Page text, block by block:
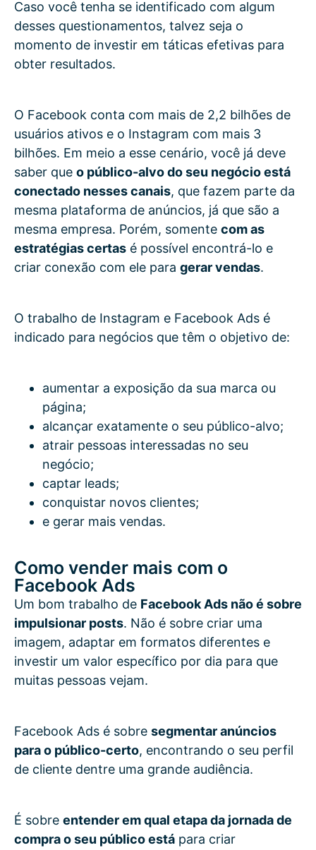
Caso você tenha se identificado com algum
desses questionamentos, talvez seja o
momento de investir em táticas efetivas para
obter resultados.
O Facebook conta com mais de 2,2 bilhões de
usuários ativos e o Instagram com mais 3
bilhões. Em meio a esse cenário, você já deve
saber que o público-alvo do seu negócio está
conectado nesses canais, que fazem parte da
mesma plataforma de anúncios, já que são a
mesma empresa. Porém, somente com as
estratégias certas é possível encontrá-lo e
criar conexão com ele para gerar vendas.
O trabalho de Instagram e Facebook Ads é
indicado para negócios que têm o objetivo de:
aumentar a exposição da sua marca ou
página;
alcançar exatamente o seu público-alvo;
atrair pessoas interessadas no seu
negócio;
captar leads;
conquistar novos clientes;
e gerar mais vendas.
Como vender mais com o
Facebook Ads
Um bom trabalho de Facebook Ads não é sobre
impulsionar posts. Não é sobre criar uma
imagem, adaptar em formatos diferentes e
investir um valor específico por dia para que
muitas pessoas vejam.
Facebook Ads é sobre segmentar anúncios
para o público-certo, encontrando o seu perfil
de cliente dentre uma grande audiência.
É sobre entender em qual etapa da jornada de
compra o seu público está para criar